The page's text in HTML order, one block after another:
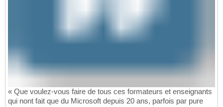
« Que voulez-vous faire de tous ces formateurs et enseignants
qui nont fait que du Microsoft depuis 20 ans, parfois par pure